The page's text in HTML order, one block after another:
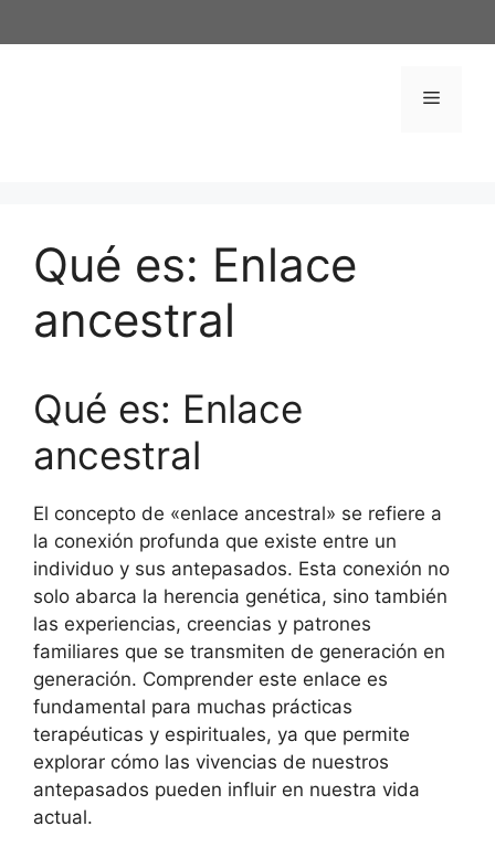
al
Menú
Qué es: Enlace
ancestral
Qué es: Enlace
ancestral
El concepto de «enlace ancestral» se refiere a
la conexión profunda que existe entre un
individuo y sus antepasados. Esta conexión no
solo abarca la herencia genética, sino también
las experiencias, creencias y patrones
familiares que se transmiten de generación en
generación. Comprender este enlace es
fundamental para muchas prácticas
terapéuticas y espirituales, ya que permite
explorar cómo las vivencias de nuestros
antepasados pueden influir en nuestra vida
actual.